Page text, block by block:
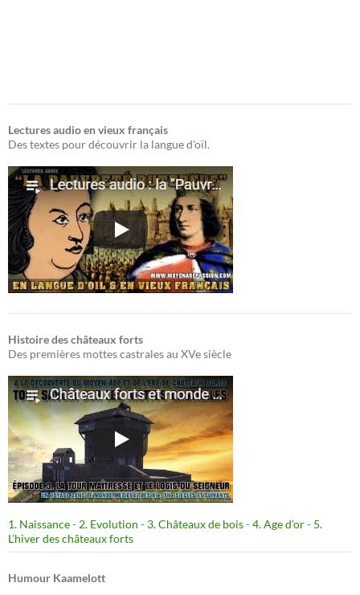
Lectures audio en vieux français
Des textes pour découvrir la langue d'oïl.
Histoire des châteaux forts
Des premières mottes castrales au XVe siècle
1. Naissance- 2. Evolution - 3. Châteaux de bois- 4. Age d’or- 5.
L’hiver des châteaux forts
Humour Kaamelott